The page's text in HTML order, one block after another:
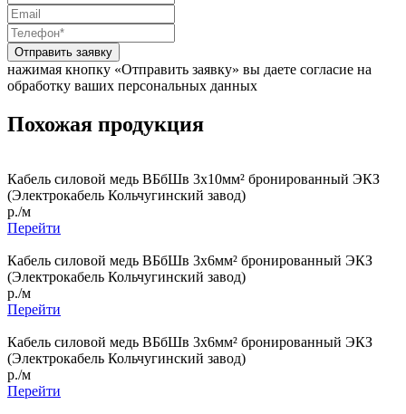
Отправить заявку
нажимая кнопку «Отправить заявку» вы даете согласие на
обработку ваших персональных данных
Похожая продукция
Кабель силовой медь ВБбШв 3x10мм² бронированный ЭКЗ
(Электрокабель Кольчугинский завод)
р./м
Перейти
Кабель силовой медь ВБбШв 3x6мм² бронированный ЭКЗ
(Электрокабель Кольчугинский завод)
р./м
Перейти
Кабель силовой медь ВБбШв 3x6мм² бронированный ЭКЗ
(Электрокабель Кольчугинский завод)
р./м
Перейти